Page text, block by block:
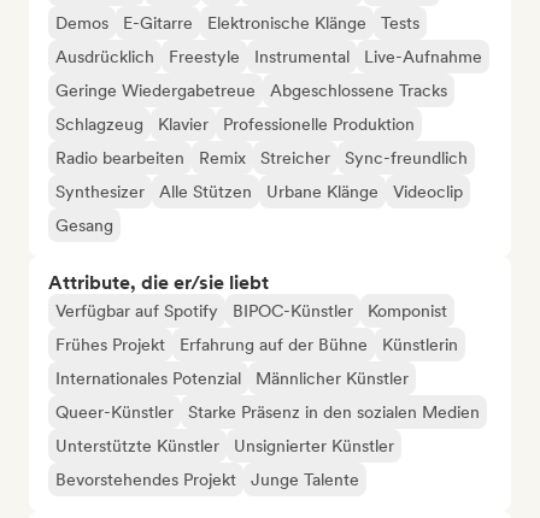
Demos
E-Gitarre Elektronische Klänge
Tests
Ausdrücklich
Freestyle Instrumental
Live-Aufnahme
Geringe Wiedergabetreue
Abgeschlossene Tracks
Schlagzeug
Klavier
Professionelle Produktion
Radio bearbeiten
Remix Streicher
Sync-freundlich
Synthesizer
Alle Stützen Urbane Klänge
Videoclip
Gesang
Attribute, die er/sie liebt
Verfügbar auf Spotify BIPOC-Künstler
Komponist
Frühes Projekt
Erfahrung auf der Bühne
Künstlerin
Internationales Potenzial
Männlicher Künstler
Queer-Künstler
Starke Präsenz in den sozialen Medien
Unterstützte Künstler
Unsignierter Künstler
Bevorstehendes Projekt
Junge Talente